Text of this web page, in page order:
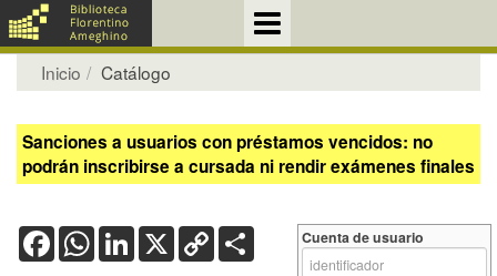
Inicio Catálogo
Sanciones a usuarios con préstamos vencidos: no
podrán inscribirse a cursada ni rendir exámenes finales
FacebookWhatsApp
LinkedIn
X Copy
Link
Cuenta de usuario